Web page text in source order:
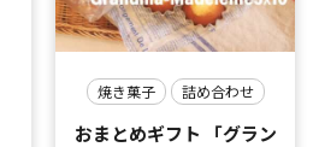
焼き菓子 詰め合わせ
おまとめギフト 「グラン